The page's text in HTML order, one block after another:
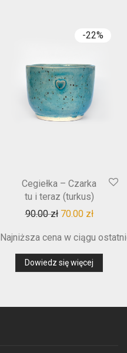
-22%
Cegiełka – Czarka
tu i teraz (turkus)
90.00zł Pierwotna cena
70.00 zł
Najniższa cena w ciągu
Dowiedz się więcej